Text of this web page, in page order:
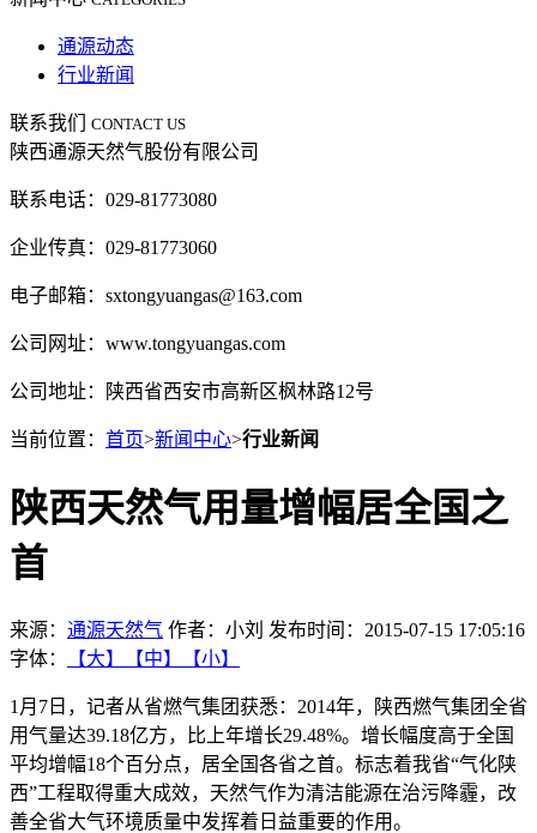
通源动态
行业新闻
联系我们 CONTACT US
陕西通源天然气股份有限公司
联系电话：029-81773080
企业传真：029-81773060
电子邮箱：sxtongyuangas@163.com
公司网址：www.tongyuangas.com
公司地址：陕西省西安市高新区枫林路12号
当前位置： 首页>新闻中心>行业新闻
陕西天然气用量增幅居全国之
首
来源： 通源天然气 作者：小刘 发布时间：2015-07-15 17:05:16
字体：
【大】 【中】 【小】
1月7日，记者从省燃气集团获悉：2014年，陕西燃气集团全省
用气量达39.18亿方，比上年增长29.48%。增长幅度高于全国
平均增幅18个百分点，居全国各省之首。标志着我省“气化陕
西”工程取得重大成效，天然气作为清洁能源在治污降霾，改
善全省大气环境质量中发挥着日益重要的作用。